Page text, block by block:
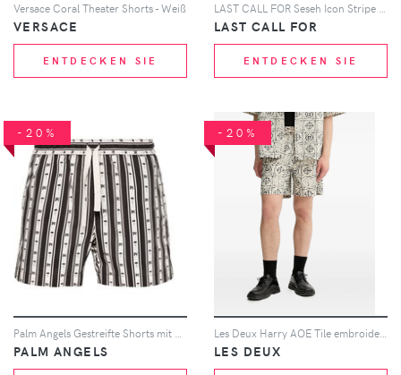
Versace Coral Theater Shorts - Weiß
VERSACE
ENTDECKEN SIE
LAST CALL FOR Seseh Icon Stripe Shorts mit Kordelzug - Weiß
LAST CALL FOR
ENTDECKEN SIE
-20%
PALM ANGELS
-20%
LES DEUX